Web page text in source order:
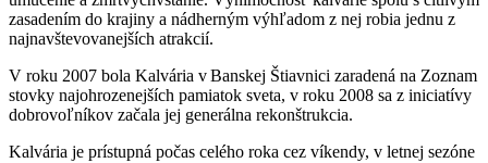
zasadením do krajiny a nádherným výhľadom z nej robia jednu z
najnavštevovanejších atrakcií.
V roku 2007 bola Kalvária v Banskej Štiavnici zaradená na Zoznam
stovky najohrozenejších pamiatok sveta, v roku 2008 sa z iniciatívy
dobrovoľníkov začala jej generálna rekonštrukcia.
Kalvária je prístupná počas celého roka cez víkendy, v letnej sezóne